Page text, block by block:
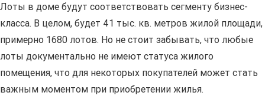
Лоты в доме будут соответствовать сегменту бизнес-
класса. В целом, будет 41 тыс. кв. метров жилой площади,
примерно 1680 лотов. Но не стоит забывать, что любые
лоты документально не имеют статуса жилого
помещения, что для некоторых покупателей может стать
важным моментом при приобретении жилья.